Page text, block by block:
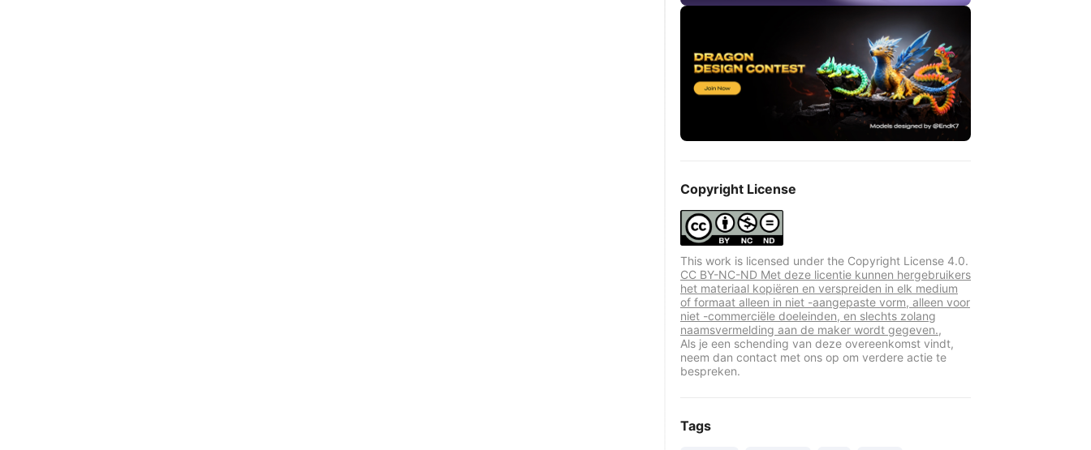
Copyright License
This work is licensed under the Copyright License 4.0.
CC BY-NC-ND Met deze licentie kunnen hergebruikers
het materiaal kopiëren en verspreiden in elk medium
of formaat alleen in niet -aangepaste vorm, alleen voor
niet -commerciële doeleinden, en slechts zolang
naamsvermelding aan de maker wordt gegeven.,
Als je een schending van deze overeenkomst vindt,
neem dan contact met ons op om verdere actie te
bespreken.
Tags